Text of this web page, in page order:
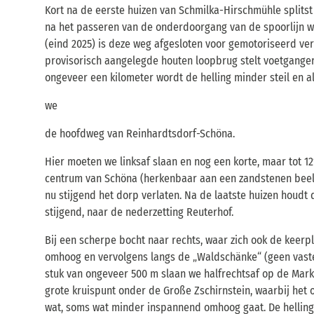
Kort na de eerste huizen van Schmilka-Hirschmühle
na het passeren van de onderdoorgang van de spoorlijn
(eind 2025) is deze weg afgesloten voor gemotoriseerd
provisorisch aangelegde houten loopbrug stelt
ongeveer een kilometer wordt de helling minder steil en
we
de hoofdweg van Reinhardtsdorf-Schöna.
Hier moeten we linksaf slaan en nog een korte, maar tot
centrum van Schöna (herkenbaar aan een zandstenen
nu stijgend het dorp verlaten. Na de laatste huizen
stijgend, naar de nederzetting Reuterhof.
Bij een scherpe bocht naar rechts, waar zich ook de
omhoog en vervolgens langs de „Waldschänke“ (geen
stuk van ongeveer 500 m slaan we halfrechtsaf op de
grote kruispunt onder de Große Zschirnstein, waarbij het
wat, soms wat minder inspannend omhoog gaat. De